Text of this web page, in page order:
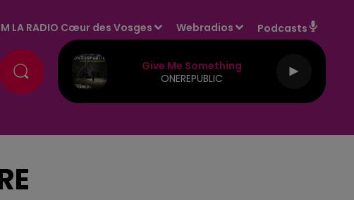
LA RADIO Cœur des Vosges Webradios Podcasts
Give Me Something
ONEREPUBLIC